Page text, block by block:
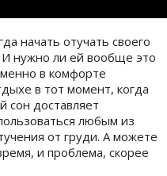
начать отучать своего
И нужно ли ей вообще это
в комфорте
в тот момент, когда
сон доставляет
любым из
от груди. А можете
и проблема, скорее